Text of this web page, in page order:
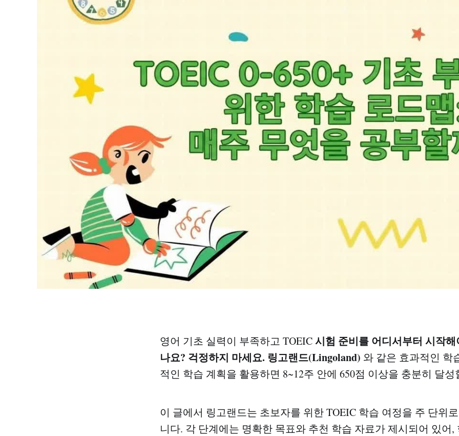
영어 기초 실력이 부족하고 TOEIC시험 준비를 어디서부터 시작
나요? 걱정하지 마세요. 링고랜드(Lingoland) 와 같은 효과적인 학
적인 학습 계획을 활용하면 8~12주 안에 650점 이상을 충분히 달
이 글에서 링고랜드는 초보자를 위한 TOEIC 학습 여정을 주 단위
니다. 각 단계에는 명확한 목표와 추천 학습 자료가 제시되어 있어,